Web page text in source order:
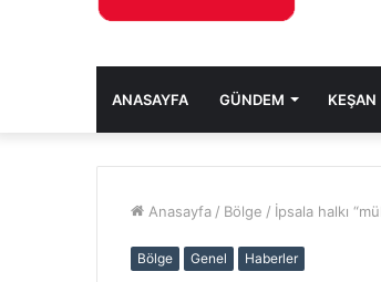
ANASAYFA GÜNDEM KEŞAN
Anasayfa / Bölge / İpsala halkı
Bölge Genel Haberler